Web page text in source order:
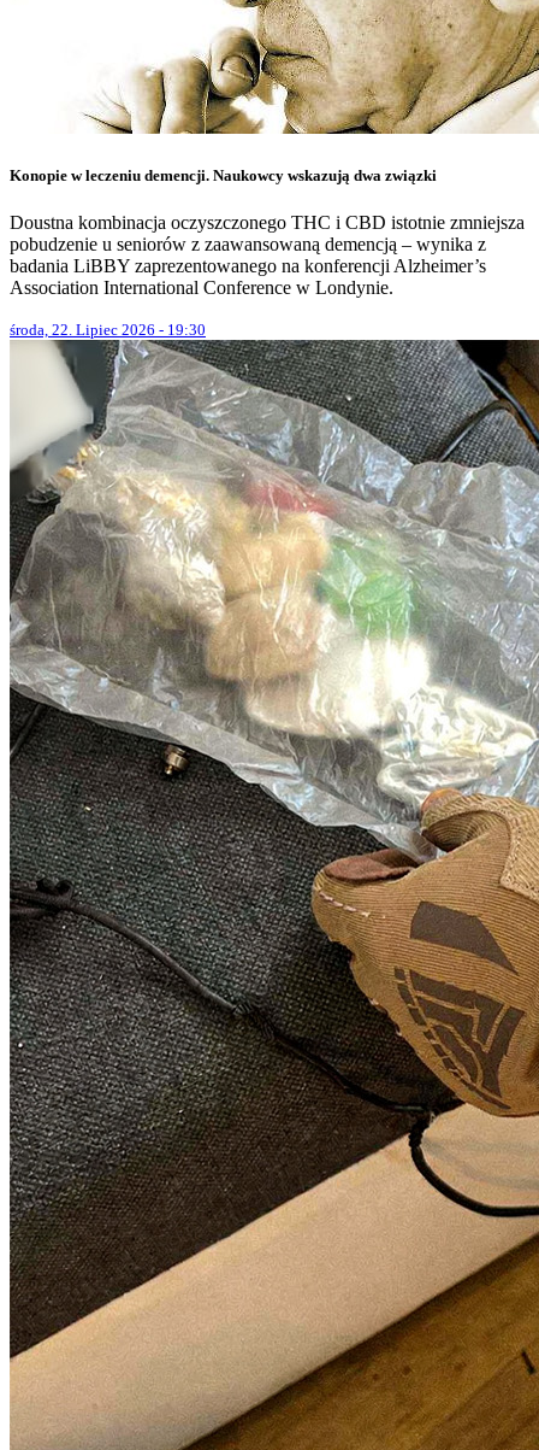
Konopie w leczeniu demencji. Naukowcy wskazują dwa związki
Doustna kombinacja oczyszczonego THC i CBD istotnie zmniejsza
pobudzenie u seniorów z zaawansowaną demencją – wynika z
badania LiBBY zaprezentowanego na konferencji Alzheimer’s
Association International Conference w Londynie.
środa, 22. Lipiec 2026 - 19:30